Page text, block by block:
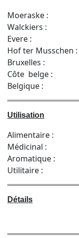
Moeraske :
Walckiers :
Evere :
Hof ter Musschen :
Bruxelles :
Côte belge :
Belgique :
Utilisation
Alimentaire :
Médicinal :
Aromatique :
Utilitaire :
Détails